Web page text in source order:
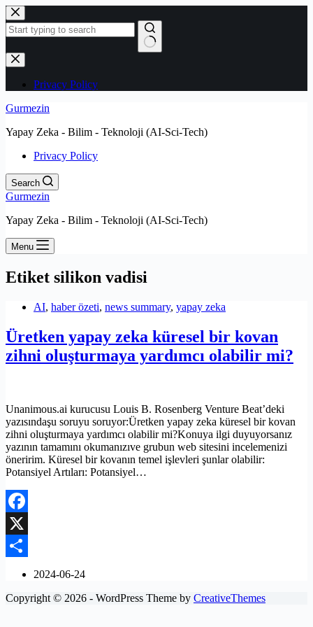
Skip
to
content
No
results
Privacy Policy
Gurmezin
Yapay Zeka - Bilim - Teknoloji (AI-Sci-Tech)
Privacy Policy
Search
Gurmezin
Yapay Zeka - Bilim - Teknoloji (AI-Sci-Tech)
Menu
Etiket silikon vadisi
AI, haber özeti, news summary, yapay zeka
Üretken yapay zeka küresel bir kovan
zihni oluşturmaya yardımcı olabilir mi?
Unanimous.ai kurucusu Louis B. Rosenberg Venture Beat’deki
yazısındaşu soruyu soruyor:Üretken yapay zeka küresel bir kovan
zihni oluşturmaya yardımcı olabilir mi?Konuya ilgi duyuyorsanız
yazının tamamını okumanızıve grubun web sitesini incelemenizi
öneririm. Küresel bir kovanın temel işlevleri şunlar olabilir:
Potansiyel Artıları: Potansiyel…
Facebook
X
2024-06-24
Copyright © 2026 - WordPress Theme by CreativeThemes